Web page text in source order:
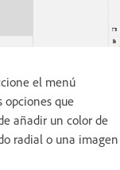
el menú
opciones que
añadir un color de
radial o una imagen